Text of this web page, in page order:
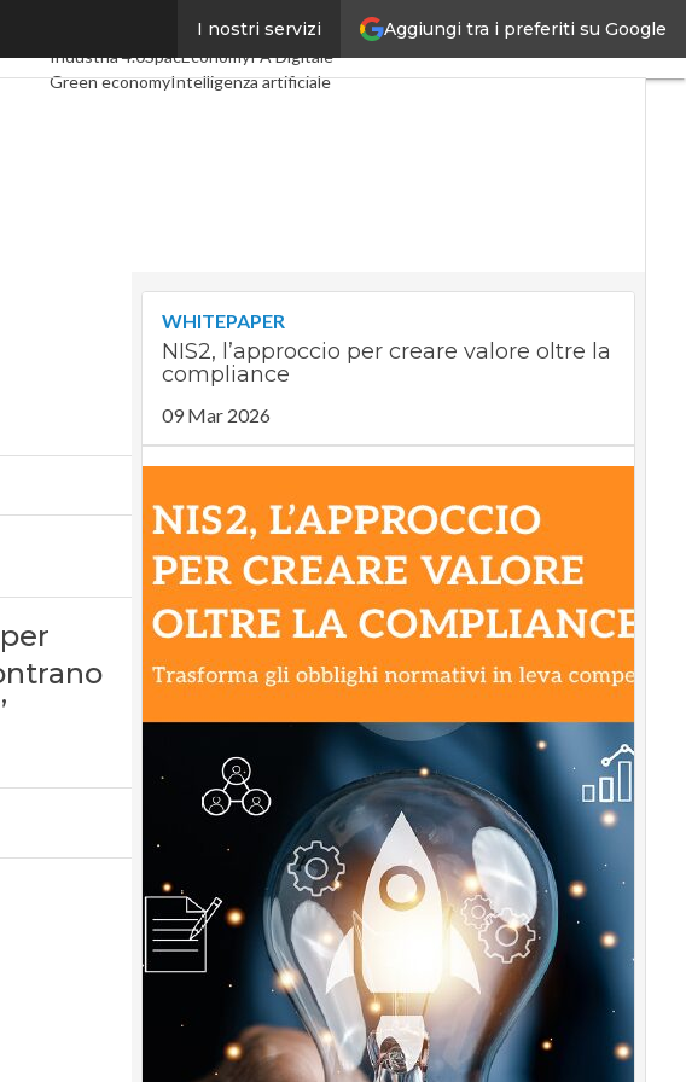
Aggiungi tra i preferiti su Google
I nostri servizi
Digital EconomyTelco
Industria 4.0SpacEconomyPA Digitale
Green economyIntelligenza artificiale
WHITEPAPER
NIS2, l’approccio per creare valore oltre la
compliance
09 Mar 2026